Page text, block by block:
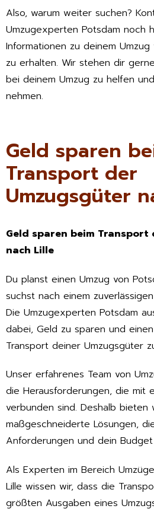
Also, warum weiter suchen?
Umzugexperten Potsdam noch
Informationen zu deinem
zu erhalten. Wir stehen dir
bei deinem Umzug zu helfen
nehmen.
Geld sparen
Transport der
Umzugsgüter
Geld sparen beim
nach Lille
Du planst einen Umzug von
suchst nach einem
Die Umzugexperten Potsdam
dabei, Geld zu sparen und
Transport deiner Umzugsgüter
Unser erfahrenes Team von
die Herausforderungen, die mit
verbunden sind. Deshalb bieten
maßgeschneiderte Lösungen,
Anforderungen und dein
Als Experten im Bereich
Lille wissen wir, dass die
größten Ausgaben eines